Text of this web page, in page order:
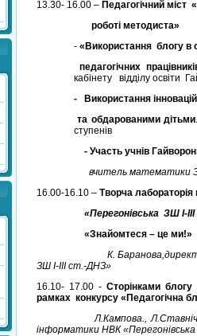
13.30- 16.00 – Педагогічний міст
роботі методиста»
-«Використання блогу в
педагогічних
кабінету відділу освіти
- Використання
та обдарованими дітьми
ступенів
- Участь учнів
вчитель математики ЗШ І-
16.00-16.10 – Творча
«Перегонівська ЗШ І-ІІІ
«Знайомтеся – це ми!»
К. Баранова,директор
ЗШ І-ІІІ ст.-ДНЗ»
16.10- 17.00 -Сторінками
рамках конкурсу «Педагогічна
Л.Кампова.,
інформатики НВК «Перегонівська